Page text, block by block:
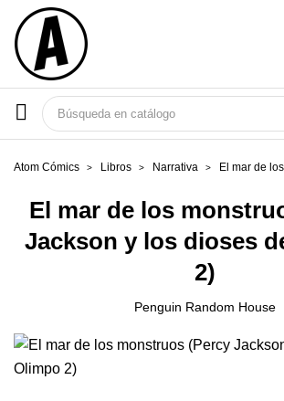
Atom Cómics Libros Narrativa El mar de
El mar de los
Jackson y los dioses
2)
Penguin Random House